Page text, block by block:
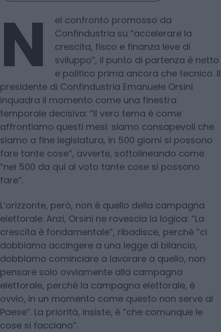
N
el confronto promosso da
Confindustria su “accelerare la
crescita, fisco e finanza leve di
sviluppo”, il punto di partenza è netto
e politico prima ancora che tecnico. Il
presidente di Confindustria Emanuele Orsini
inquadra il momento come una finestra
temporale decisiva: “Il vero tema è come
affrontiamo questi mesi: siamo consapevoli che
siamo a fine legislatura, in 500 giorni si possono
fare tante cose”, avverte, sottolineando come
“nei 500 da qui al voto tante cose si possono
fare”.
L’orizzonte, però, non è quello della campagna
elettorale. Anzi, Orsini ne rovescia la logica: “La
crescita è fondamentale”, ribadisce, perché “ci
dobbiamo accingere a una legge di bilancio,
dobbiamo cominciare a lavorare a quello, non
pensare solo ovviamente alla campagna
elettorale, perché la campagna elettorale, è
ovvio, in un momento come questo non serve al
Paese”. La priorità, insiste, è “che comunque le
cose si facciano”.